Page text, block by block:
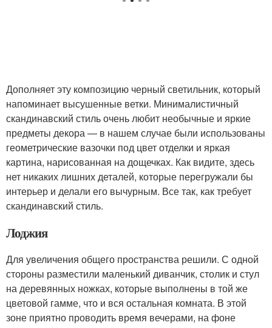
Дополняет эту композицию черный светильник, который
напоминает высушенные ветки. Минималистичный
скандинавский стиль очень любит необычные и яркие
предметы декора — в нашем случае были использованы
геометрические вазочки под цвет отделки и яркая
картина, нарисованная на дощечках. Как видите, здесь
нет никаких лишних деталей, которые перегружали бы
интерьер и делали его вычурным. Все так, как требует
скандинавский стиль.
Лоджия
Для увеличения общего пространства решили. С одной
стороны разместили маленький диванчик, столик и стул
на деревянных ножках, которые выполнены в той же
цветовой гамме, что и вся остальная комната. В этой
зоне приятно проводить время вечерами, на фоне